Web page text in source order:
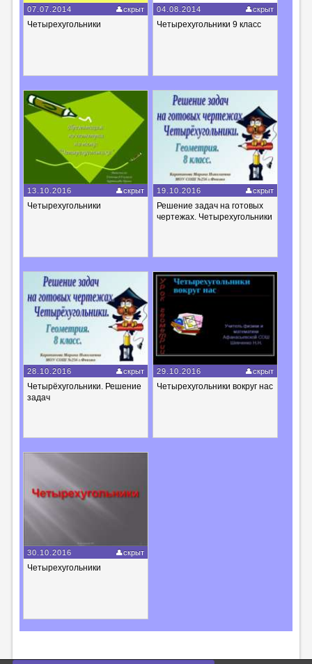
07.07.2014 скрыт
Четырехугольники
04.08.2014 скрыт
Четырехугольники 9 класс
13.10.2016 скрыт
Четырехугольники
19.10.2016 скрыт
Решение задач на готовых
чертежах. Четырехугольники
28.10.2016 скрыт
Четырёхугольники. Решение
задач
29.10.2016 скрыт
Четырехугольники вокруг нас
30.10.2016 скрыт
Четырехугольники